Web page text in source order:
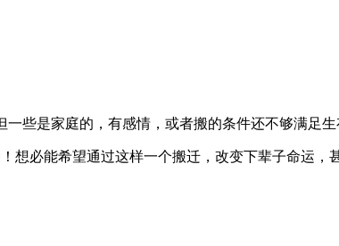
是家庭的，有感情，或者搬的条件还不够满足生
必能希望通过这样一个搬迁，改变下辈子命运，